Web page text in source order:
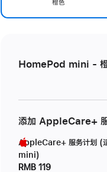
橙色
HomePod mini -
添加 AppleCare+ 服
AppleCare+ 服务计划 (
mini)
RMB 119